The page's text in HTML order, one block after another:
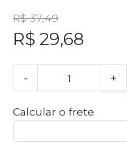
R$ 37,49
R$ 29,68
- +
Calcular o frete